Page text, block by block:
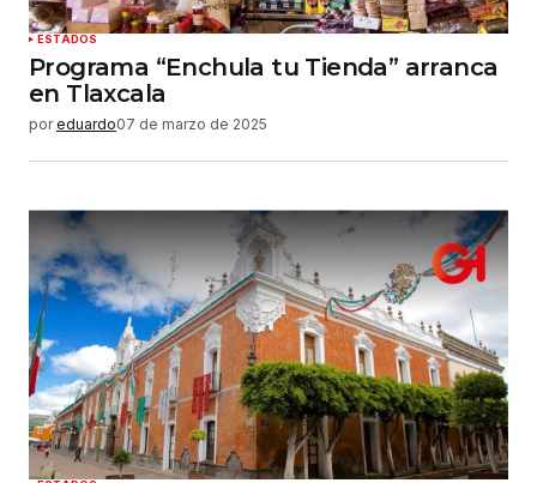
Enviar comentario
ESTADOS
Programa “Enchula tu Tienda” arranca
en Tlaxcala
por eduardo07 de marzo de 2025